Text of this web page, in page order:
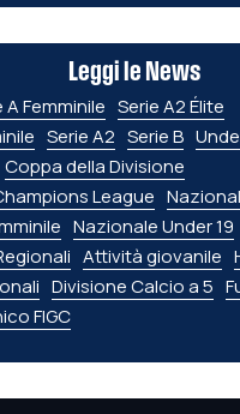
Leggi le News
A Femminile Serie A2 Élite
Serie A2 Serie B
Coppa della Divisione
League
Nazionale Under 19
Attività giovanile
Divisione Calcio a 5
FIGC